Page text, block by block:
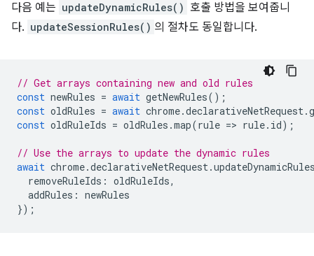
다음 예는 updateDynamicRules() 호출 방법을 보여줍니
다. updateSessionRules() 의 절차도 동일합니다.
// Get arrays containing new and old rules
const newRules = await getNewRules();
const oldRules = await chrome.declarativeNetRequest.
const oldRuleIds = oldRules .map(rule => rule. id);
// Use the arrays to update the dynamic rules
await chrome.declarativeNetRequest.
removeRuleIds : oldRuleIds,
addRules : newRules
});